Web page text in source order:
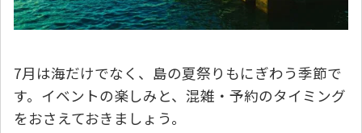
7月は海だけでなく、島の夏祭りもにぎわう季節で
す。イベントの楽しみと、混雑・予約のタイミング
をおさえておきましょう。